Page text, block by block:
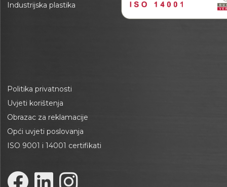
Industrijska plastika
Politika privatnosti
Uvjeti korištenja
Obrazac za reklamacije
Opći uvjeti poslovanja
ISO 9001 i 14001 certifikati